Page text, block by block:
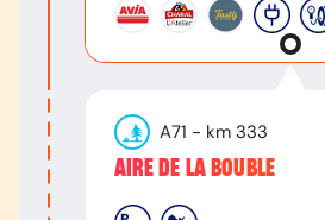
A71 - km 333
AIRE DE LA BOUBLE